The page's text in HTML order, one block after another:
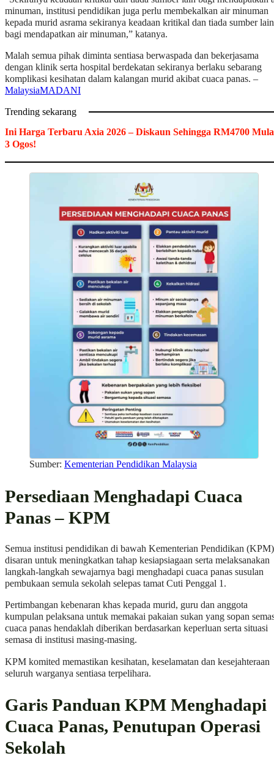
minuman, institusi pendidikan juga perlu membekalkan air minuman
kepada murid asrama sekiranya keadaan kritikal dan tiada sumber lain
bagi mendapatkan air minuman,” katanya.
Malah semua pihak diminta sentiasa berwaspada dan bekerjasama
dengan klinik serta hospital berdekatan sekiranya berlaku sebarang
komplikasi kesihatan dalam kalangan murid akibat cuaca panas. –
MalaysiaMADANI
Trending sekarang
Ini Harga Terbaru Axia 2026 – Diskaun Sehingga RM4700
3 Ogos!
Sumber: Kementerian Pendidikan Malaysia
Persediaan Menghadapi Cuaca
Panas – KPM
Semua institusi pendidikan di bawah Kementerian Pendidikan (KPM)
disaran untuk meningkatkan tahap kesiapsiagaan serta melaksanakan
langkah-langkah sewajarnya bagi menghadapi cuaca panas susulan
pembukaan semula sekolah selepas tamat Cuti Penggal 1.
Pertimbangan kebenaran khas kepada murid, guru dan anggota
kumpulan pelaksana untuk memakai pakaian sukan yang sopan
cuaca panas hendaklah diberikan berdasarkan keperluan serta situasi
semasa di institusi masing-masing.
KPM komited memastikan kesihatan, keselamatan dan kesejahteraan
seluruh warganya sentiasa terpelihara.
Garis Panduan KPM Menghadapi
Cuaca Panas, Penutupan Operasi
Sekolah